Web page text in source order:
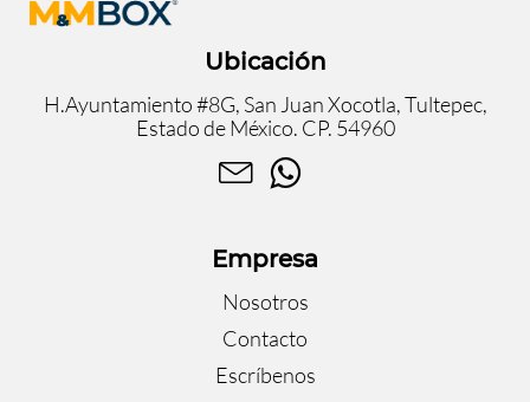
Ubicación
H.Ayuntamiento #8G, San Juan Xocotla, Tultepec,
Estado de México. CP. 54960
Empresa
Nosotros
Contacto
Escríbenos